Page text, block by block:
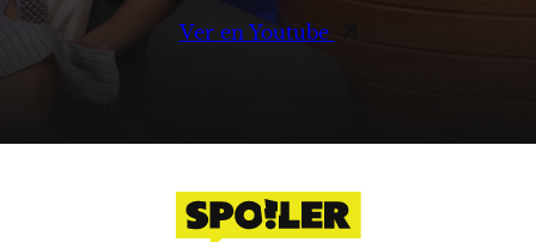
Ver en Youtube